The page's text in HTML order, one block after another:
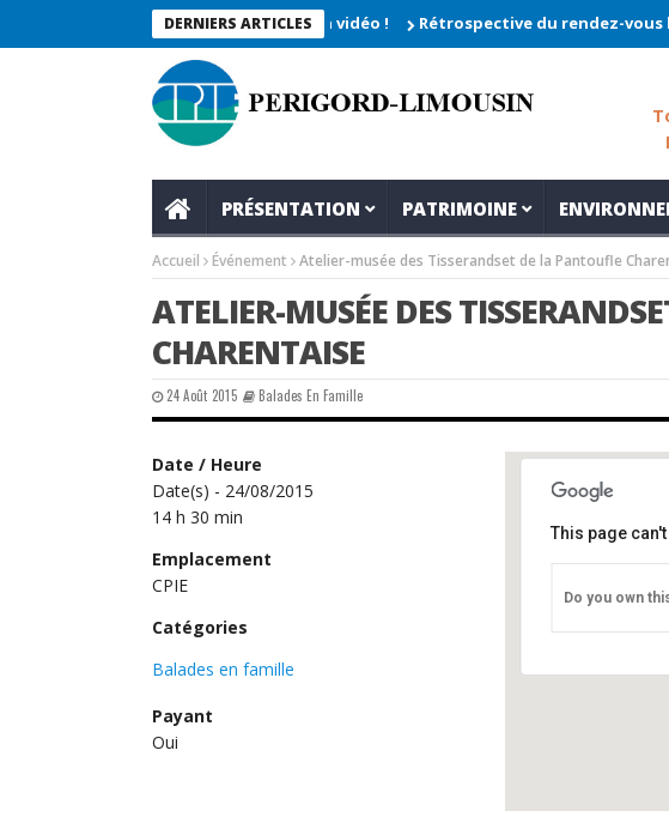
DERNIERS ARTICLES
2026_Les moments enregistrés en vidéo ! Rétrospective du rendez-vous la
PRÉSENTATION PATRIMOINE
Accueil Événement Atelier-musée des Tisserandset de la Pantoufle
ATELIER-MUSÉE DES
CHARENTAISE
24 Août 2015 Balades En Famille
This page
Do you own
Date / Heure
Date(s) - 24/08/2015
14 h 30 min
Emplacement
CPIE
Catégories
Balades en famille
Payant
Oui